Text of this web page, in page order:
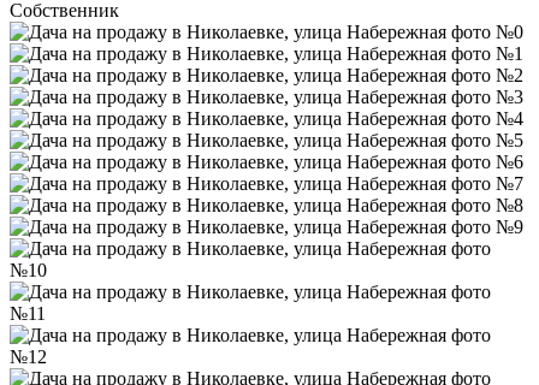
Собственник